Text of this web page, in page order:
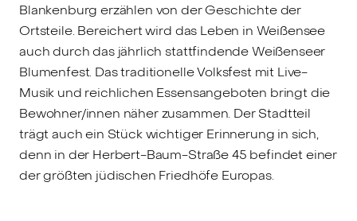
Blankenburg erzählen von der Geschichte der
Ortsteile. Bereichert wird das Leben in Weißensee
auch durch das jährlich stattfindende Weißenseer
Blumenfest. Das traditionelle Volksfest mit Live-
Musik und reichlichen Essensangeboten bringt die
Bewohner/innen näher zusammen. Der Stadtteil
trägt auch ein Stück wichtiger Erinnerung in sich,
denn in der Herbert-Baum-Straße 45 befindet einer
der größten jüdischen Friedhöfe Europas.